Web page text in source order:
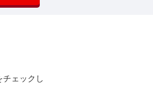
ェックし